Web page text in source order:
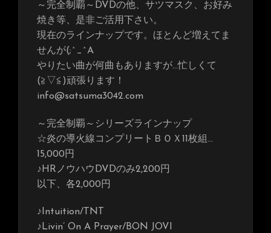
～完全制覇～DVDの他、サツマスク、お好み
焼き等、是非ご活用下さい。
現在のラインナップです。ほとんど増えてま
せんが(;^_^A
やりたい曲が何曲もありますが…忙しくて
(≧▽≦)頑張ります！
info@satsuma3042.com
～完全制覇～シリーズラインナップ
☆炎の導火線コンプリートＢＯＸ11枚組…
15,000円
♪HRノウハウDVDのみ2,200円
以下、各2,000円
♪Intuition/TNT
♪Livin’ On A Prayer/BON JOVI